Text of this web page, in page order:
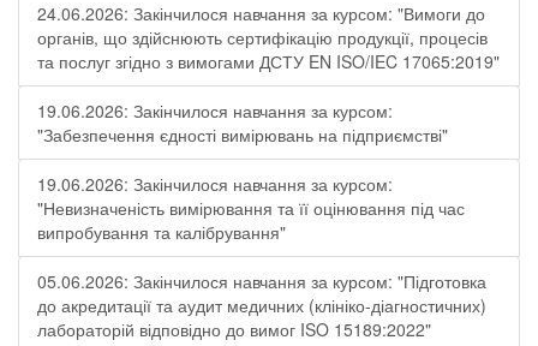
24.06.2026: Закінчилося навчання за курсом: "Вимоги до
органів, що здійснюють сертифікацію продукції, процесів
та послуг згідно з вимогами ДСТУ EN ISO/IEC 17065:2019"
19.06.2026: Закінчилося навчання за курсом:
"Забезпечення єдності вимірювань на підприємстві"
19.06.2026: Закінчилося навчання за курсом:
"Невизначеність вимірювання та її оцінювання під час
випробування та калібрування"
05.06.2026: Закінчилося навчання за курсом: "Підготовка
до акредитації та аудит медичних (клініко-діагностичних)
лабораторій відповідно до вимог ISO 15189:2022"